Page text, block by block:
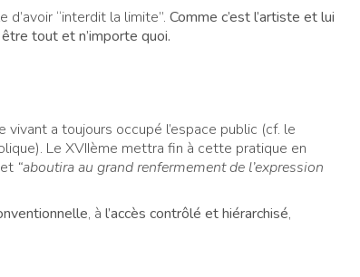
“interdit la limite”. Comme c’est l’artiste et lui
tout et n’importe quoi.
vivant a toujours occupé l’espace public (cf. le
Le XVIIème mettra fin à cette pratique en
“aboutira au grand renfermement de l’expression
, à l’accès contrôlé et hiérarchisé,